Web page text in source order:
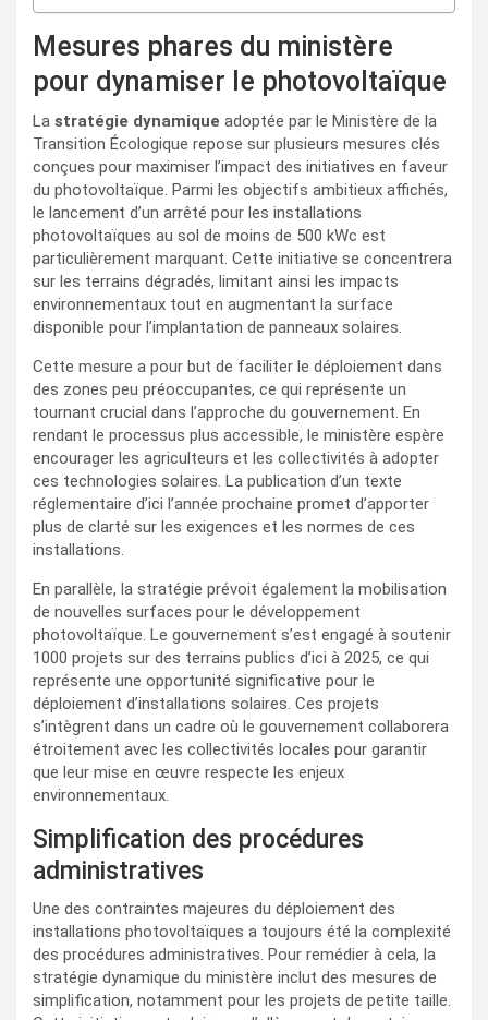
Mesures phares du ministère
pour dynamiser le photovoltaïque
La stratégie dynamique adoptée par le Ministère de la
Transition Écologique repose sur plusieurs mesures clés
conçues pour maximiser l’impact des initiatives en faveur
du photovoltaïque. Parmi les objectifs ambitieux affichés,
le lancement d’un arrêté pour les installations
photovoltaïques au sol de moins de 500 kWc est
particulièrement marquant. Cette initiative se concentrera
sur les terrains dégradés, limitant ainsi les impacts
environnementaux tout en augmentant la surface
disponible pour l’implantation de panneaux solaires.
Cette mesure a pour but de faciliter le déploiement dans
des zones peu préoccupantes, ce qui représente un
tournant crucial dans l’approche du gouvernement. En
rendant le processus plus accessible, le ministère espère
encourager les agriculteurs et les collectivités à adopter
ces technologies solaires. La publication d’un texte
réglementaire d’ici l’année prochaine promet d’apporter
plus de clarté sur les exigences et les normes de ces
installations.
En parallèle, la stratégie prévoit également la mobilisation
de nouvelles surfaces pour le développement
photovoltaïque. Le gouvernement s’est engagé à soutenir
1000 projets sur des terrains publics d’ici à 2025, ce qui
représente une opportunité significative pour le
déploiement d’installations solaires. Ces projets
s’intègrent dans un cadre où le gouvernement collaborera
étroitement avec les collectivités locales pour garantir
que leur mise en œuvre respecte les enjeux
environnementaux.
Simplification des procédures
administratives
Une des contraintes majeures du déploiement des
installations photovoltaïques a toujours été la complexité
des procédures administratives. Pour remédier à cela, la
stratégie dynamique du ministère inclut des mesures de
simplification, notamment pour les projets de petite taille.